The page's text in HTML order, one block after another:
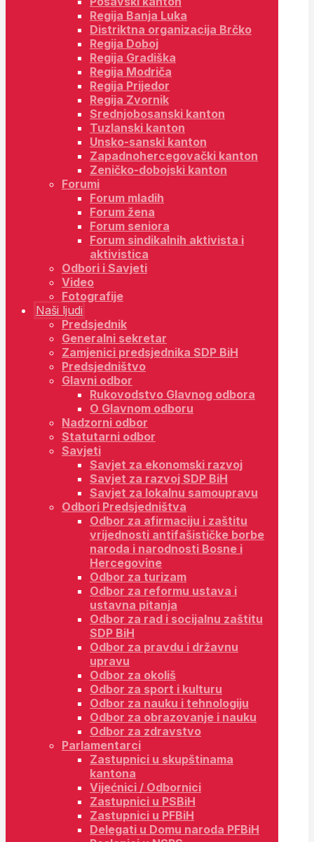
Regija Banja Luka
Distriktna organizacija Brčko
Regija Doboj
Regija Gradiška
Regija Modriča
Regija Prijedor
Regija Zvornik
Srednjobosanski kanton
Tuzlanski kanton
Unsko-sanski kanton
Zapadnohercegovački kanton
Zeničko-dobojski kanton
Forumi
Forum mladih
Forum žena
Forum seniora
Forum sindikalnih aktivista i
aktivistica
Odbori i Savjeti
Video
Fotografije
Naši ljudi
Predsjednik
Generalni sekretar
Zamjenici predsjednika SDP BiH
Predsjedništvo
Glavni odbor
Rukovodstvo Glavnog odbora
O Glavnom odboru
Nadzorni odbor
Statutarni odbor
Savjeti
Savjet za ekonomski razvoj
Savjet za razvoj SDP BiH
Savjet za lokalnu samoupravu
Odbori Predsjedništva
Odbor za afirmaciju i zaštitu
vrijednosti antifašističke borbe
naroda i narodnosti Bosne i
Hercegovine
Odbor za turizam
Odbor za reformu ustava i
ustavna pitanja
Odbor za rad i socijalnu zaštitu
SDP BiH
Odbor za pravdu i državnu
upravu
Odbor za okoliš
Odbor za sport i kulturu
Odbor za nauku i tehnologiju
Odbor za obrazovanje i nauku
Odbor za zdravstvo
Parlamentarci
Zastupnici u skupštinama
kantona
Vijećnici / Odbornici
Zastupnici u PSBiH
Zastupnici u PFBiH
Delegati u Domu naroda PFBiH